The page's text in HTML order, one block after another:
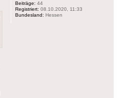
Beiträge: 44
Registriert: 08.10.2020, 11:33
Bundesland: Hessen